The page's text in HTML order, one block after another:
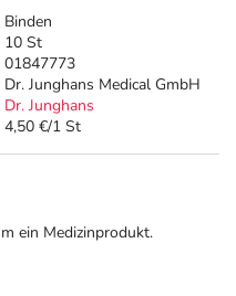
Binden
10 St
01847773
Dr. Junghans Medical GmbH
Dr. Junghans
4,50 €/1 St
ein Medizinprodukt.